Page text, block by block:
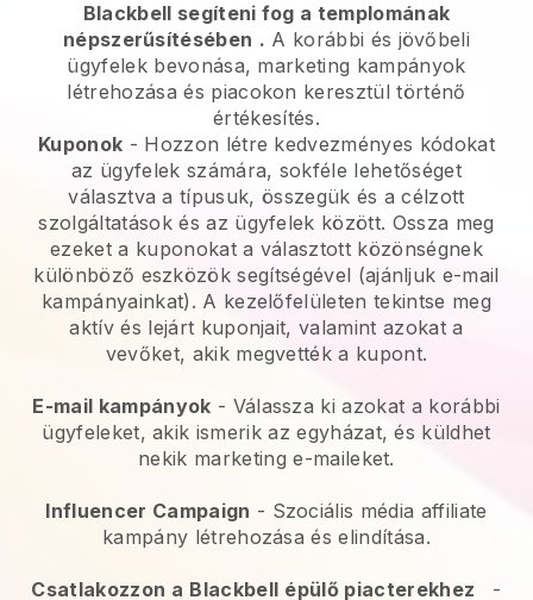
Blackbell segíteni fog a templomának
népszerűsítésében . A korábbi és jövőbeli
ügyfelek bevonása, marketing kampányok
létrehozása és piacokon keresztül történő
értékesítés.
Kuponok - Hozzon létre kedvezményes kódokat
az ügyfelek számára, sokféle lehetőséget
választva a típusuk, összegük és a célzott
szolgáltatások és az ügyfelek között. Ossza meg
ezeket a kuponokat a választott közönségnek
különböző eszközök segítségével (ajánljuk e-mail
kampányainkat). A kezelőfelületen tekintse meg
aktív és lejárt kuponjait, valamint azokat a
vevőket, akik megvették a kupont.
E-mail kampányok - Válassza ki azokat a korábbi
ügyfeleket, akik ismerik az egyházat, és küldhet
nekik marketing e-maileket.
Influencer Campaign - Szociális média affiliate
kampány létrehozása és elindítása.
Csatlakozzon a Blackbell épülő piacterekhez -